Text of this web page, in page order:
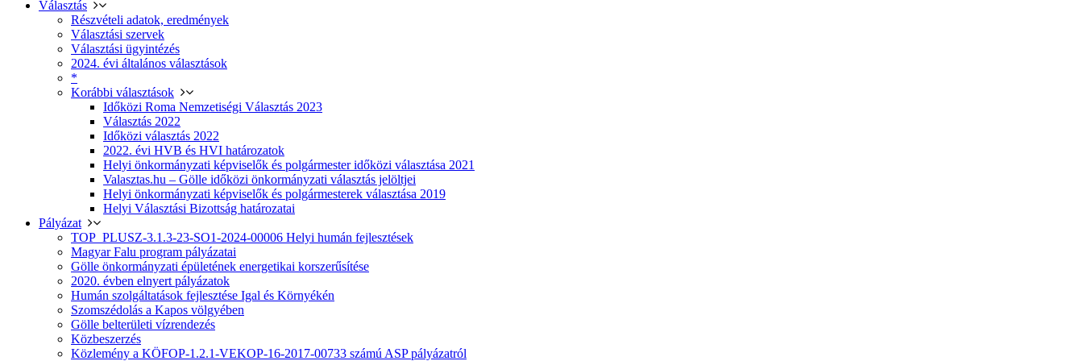
Választás
Részvételi adatok, eredmények
Választási szervek
Választási ügyintézés
2024. évi általános választások
*
Korábbi választások
Időközi Roma Nemzetiségi Választás 2023
Választás 2022
Időközi választás 2022
2022. évi HVB és HVI határozatok
Helyi önkormányzati képviselők és polgármester időközi választása 2021
Valasztas.hu – Gölle időközi önkormányzati választás jelöltjei
Helyi önkormányzati képviselők és polgármesterek választása 2019
Helyi Választási Bizottság határozatai
Pályázat
TOP_PLUSZ-3.1.3-23-SO1-2024-00006 Helyi humán fejlesztések
Magyar Falu program pályázatai
Gölle önkormányzati épületének energetikai korszerűsítése
2020. évben elnyert pályázatok
Humán szolgáltatások fejlesztése Igal és Környékén
Szomszédolás a Kapos völgyében
Gölle belterületi vízrendezés
Közbeszerzés
Közlemény a KÖFOP-1.2.1-VEKOP-16-2017-00733 számú ASP pályázatról